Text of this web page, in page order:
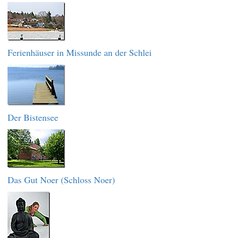
Ferienhäuser in Missunde an der Schlei
Der Bistensee
Das Gut Noer (Schloss Noer)